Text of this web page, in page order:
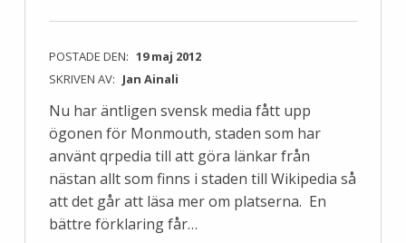
POSTADE DEN: 19 maj 2012
SKRIVEN AV: Jan Ainali
Nu har äntligen svensk media fått upp
ögonen för Monmouth, staden som har
använt qrpedia till att göra länkar från
nästan allt som finns i staden till Wikipedia så
att det går att läsa mer om platserna. En
bättre förklaring får…